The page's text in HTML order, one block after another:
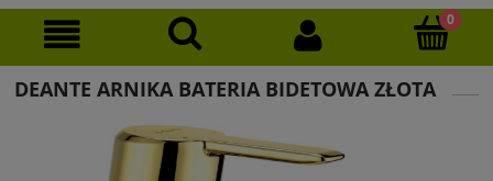
DEANTE ARNIKA BATERIA BIDETOWA ZŁOTA